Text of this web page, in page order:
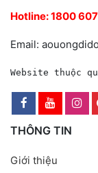
Hotline:1800
Email:
Website thuộc
THÔNG TIN
Giới thiệu